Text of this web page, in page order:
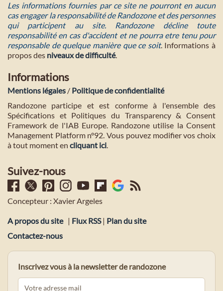
Les informations fournies par ce site ne pourront en aucun
cas engager la responsabilité de Randozone et des personnes
qui participent au site. Randozone décline toute
responsabilité en cas d'accident et ne pourra etre tenu pour
responsable de quelque manière que ce soit. Informations à
propos des niveaux de difficulté.
Informations
Mentions légales / Politique de confidentialité
Randozone participe et est conforme à l'ensemble des
Spécifications et Politiques du Transparency & Consent
Framework de l'IAB Europe. Randozone utilise la Consent
Management Platform n°92. Vous pouvez modifier vos choix
à tout moment en cliquant ici.
Suivez-nous
Concepteur : Xavier Argeles
A propos du site | Flux RSS| Plan du site
Contactez-nous
Inscrivez vous à la newsletter de randozone